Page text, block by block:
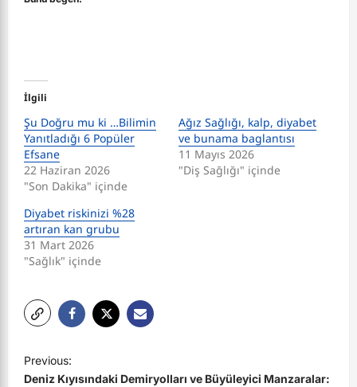
İlgili
Şu Doğru mu ki …Bilimin
Yanıtladığı 6 Popüler
Efsane
22 Haziran 2026
"Son Dakika" içinde
Ağız Sağlığı, kalp, diyabet
ve bunama baglantısı
11 Mayıs 2026
"Diş Sağlığı" içinde
Diyabet riskinizi %28
artıran kan grubu
31 Mart 2026
"Sağlık" içinde
P
o
Previous:
Deniz Kıyısındaki Demiryolları ve Büyüleyici Manzaralar: